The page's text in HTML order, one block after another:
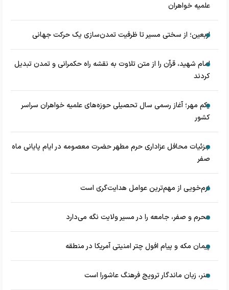
علمیه خواهران
اربعین؛ از سختی مسیر تا ظرفیت تمدن‌سازی یک حرکت جهانی
امام شهید، قرآن را از متن تلاوت به نقشه راه حکمرانی و تمدن تبدیل
کردند
یکم مهر؛ آغاز رسمی سال تحصیلی حوزه‌های علمیه خواهران سراسر
کشور
جزئیات محافل عزاداری حرم مطهر حضرت معصومه در ایام پایانی ماه
صفر
نرم‌خویی از مهم‌ترین عوامل هدایت‌گری است
محرم و صفر، جامعه را در مسیر ولایت نگه می‌دارد
پیمان مکه و پیام افول چتر امنیتی آمریکا در منطقه
هنر، زبان ماندگار ترویج فرهنگ عاشورا است